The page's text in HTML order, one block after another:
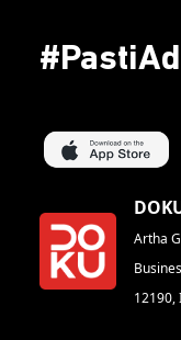
Artha
12190,